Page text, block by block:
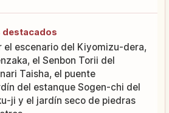
destacados
el escenario del Kiyomizu-dera,
el Senbon Torii del
Taisha, el puente
del estanque Sogen-chi del
ji y el jardín seco de piedras